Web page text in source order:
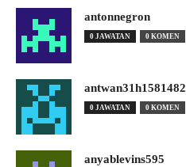
antonnegron
0 JAWATAN 0 KOMEN
antwan31h1581482
0 JAWATAN 0 KOMEN
anyablevins595